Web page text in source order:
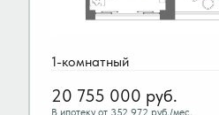
1-комнатный
20 755 000 руб.
В ипотеку от 352 972 руб./мес.